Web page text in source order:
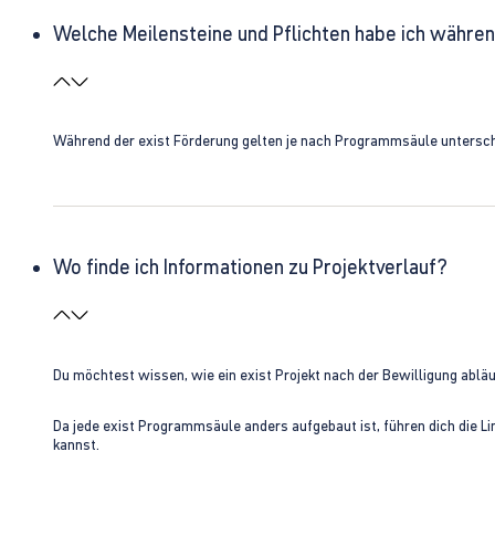
Welche Meilensteine und Pflichten habe ich
Während der exist Förderung gelten je nach Programmsäule
Wo finde ich Informationen zu Projektverlauf?
Du möchtest wissen, wie ein exist Projekt nach der Bewilligung
Da jede exist Programmsäule anders aufgebaut ist, führen dich die
kannst.